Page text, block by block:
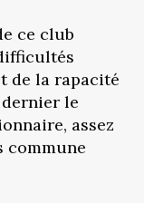
ce club
de la rapacité
le
assez
commune